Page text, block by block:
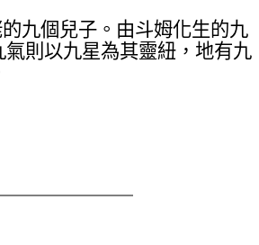
九個兒子。由斗姆化生的九
則以九星為其靈紐，地有九